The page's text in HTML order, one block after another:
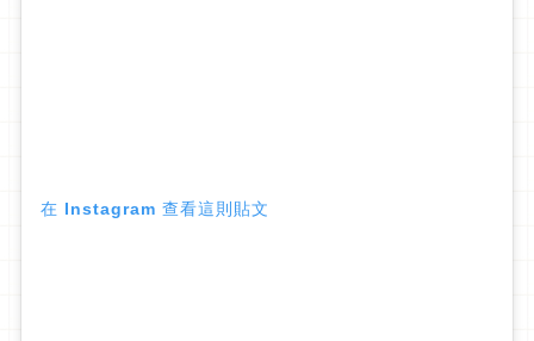
在 Instagram 查看這則貼文